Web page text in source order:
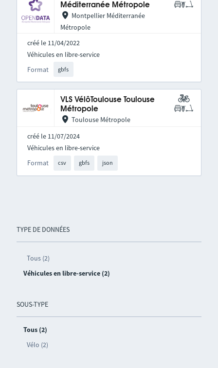
TYPE DE DONNÉES
Tous (2)
Véhicules en libre-service (2)
SOUS-TYPE
Tous (2)
Vélo (2)
Méditerranée Métropole
Montpellier Méditerranée
Métropole
créé le 11/04/2022
Format gbfs
Véhicules en libre-service
VLS VélôToulouse Toulouse
Métropole
Toulouse Métropole
créé le 11/07/2024
Format csv gbfs json
Véhicules en libre-service